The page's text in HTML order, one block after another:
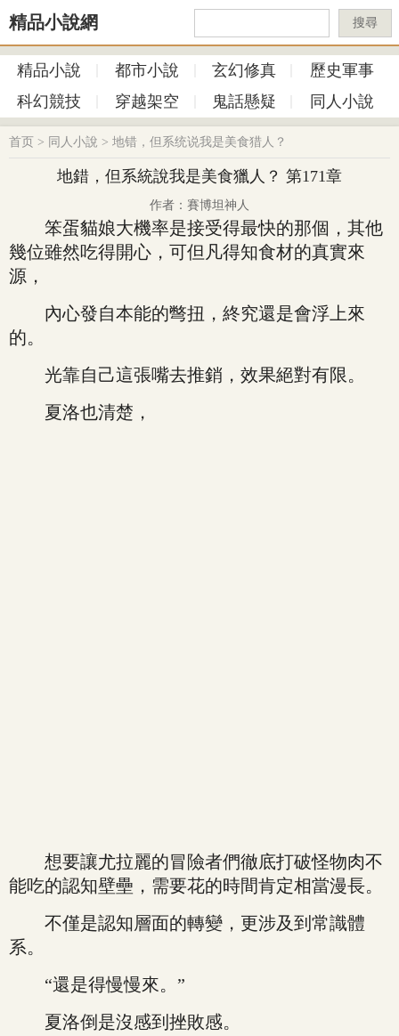
精品小說網 搜尋
精品小說 都市小說 玄幻修真
歷史軍事
科幻競技
穿越架空 鬼話懸疑 同人小說
首页 > 同人小說 > 地错，但系统说我是美食猎人？
地錯，但系統說我是美食獵人？ 第171章
作者：賽博坦神人
笨蛋貓娘大機率是接受得最快的那個，其他
幾位雖然吃得開心，可但凡得知食材的真實來
源，
內心發自本能的彆扭，終究還是會浮上來
的。
光靠自己這張嘴去推銷，效果絕對有限。
夏洛也清楚，
想要讓尤拉麗的冒險者們徹底打破怪物肉不
能吃的認知壁壘，需要花的時間肯定相當漫長。
不僅是認知層面的轉變，更涉及到常識體
系。
“還是得慢慢來。”
夏洛倒是沒感到挫敗感。